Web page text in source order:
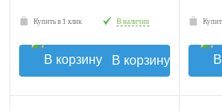
Купить в 1 клик В наличии
В корзину